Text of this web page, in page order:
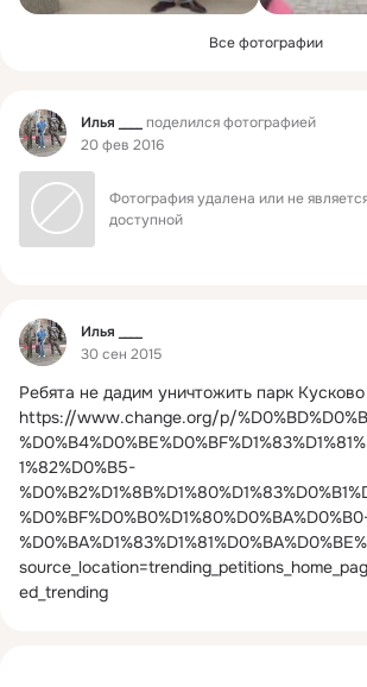
Все фотографии
Фид Илья ____
поделился фотографией
20 фев 2016
Фотография удалена или не
доступной
Фид
Илья ____
30 сен 2015
Ребята не дадим уничтожить парк Кусково
https://www.change.org/p/
1%82%D0%B5-
ed_trending